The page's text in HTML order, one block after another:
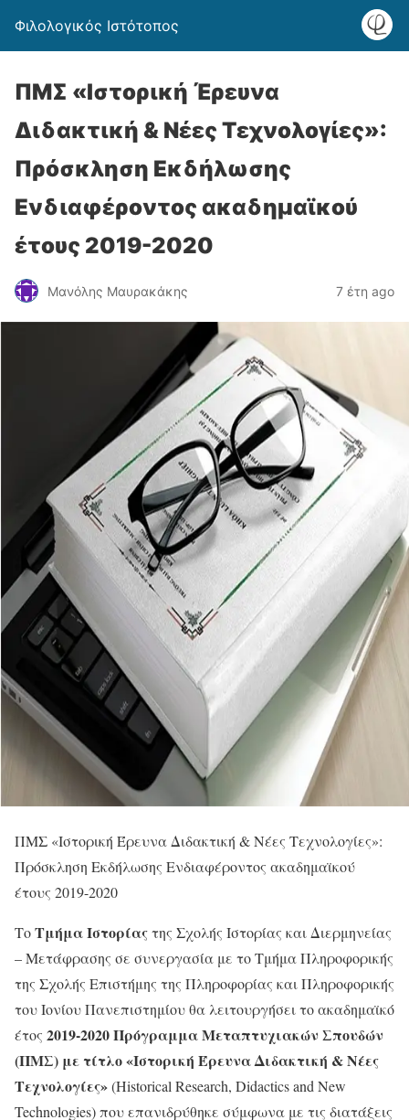
Φιλολογικός Ιστότοπος
ΠΜΣ «Ιστορική Έρευνα
Διδακτική & Νέες Τεχνολογίες»:
Πρόσκληση Εκδήλωσης
Ενδιαφέροντος ακαδημαϊκού
έτους 2019-2020
Μανόλης Μαυρακάκης 7 έτη ago
ΠΜΣ «Ιστορική Έρευνα Διδακτική & Νέες Τεχνολογίες»:
Πρόσκληση Εκδήλωσης Ενδιαφέροντος ακαδημαϊκού
έτους 2019-2020
ΤοΤμήμα Ιστορίαςτης Σχολής Ιστορίας και Διερμηνείας
– Μετάφρασης σε συνεργασία με το Τμήμα Πληροφορικής
της Σχολής Επιστήμης της Πληροφορίας και Πληροφορικής
του Ιονίου Πανεπιστημίου θα λειτουργήσει το ακαδημαϊκό
έτος 2019-2020 Πρόγραμμα Μεταπτυχιακών Σπουδών
(ΠΜΣ) με τίτλο «Ιστορική Έρευνα Διδακτική & Νέες
Τεχνολογίες»(Historical Research, Didactics and New
Technologies) που επανιδρύθηκε σύμφωνα με τις διατάξεις